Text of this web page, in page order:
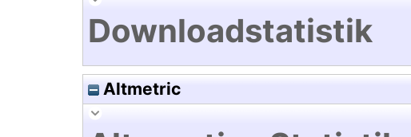
Downloadstatistik
Altmetric